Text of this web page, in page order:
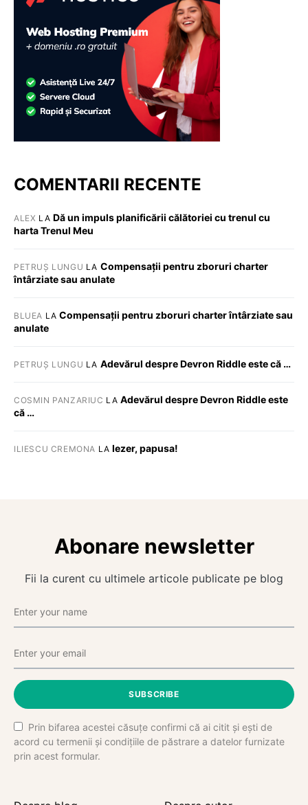
COMENTARII RECENTE
ALEX LA Dă un impuls planificării călătoriei cu trenul cu
harta Trenul Meu
PETRUȘ LUNGU LA Compensații pentru zboruri charter
întârziate sau anulate
BLUEA LACompensații pentru zboruri charter întârziate sau
anulate
PETRUȘ LUNGU LA Adevărul despre Devron Riddle este că …
COSMIN PANZARIUC LA Adevărul despre Devron Riddle este
că …
ILIESCU CREMONA LA Iezer, papusa!
Abonare newsletter
Fii la curent cu ultimele articole publicate pe blog
SUBSCRIBE
Prin bifarea acestei căsuțe confirmi că ai citit și ești de
acord cu termenii și condițiile de păstrare a datelor furnizate
prin acest formular.